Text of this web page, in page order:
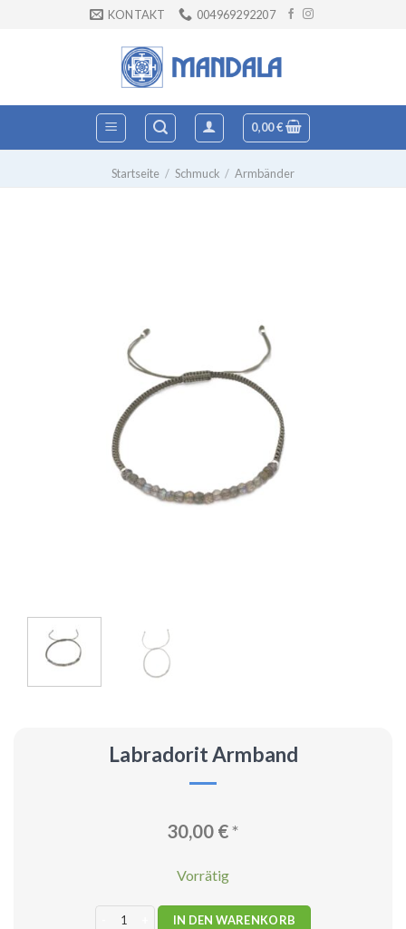
KONTAKT 004969292207
0,00€
Startseite / Schmuck / Armbänder
Labradorit Armband
30,00 €*
Vorrätig
Labradorit Armband Menge
IN DEN WARENKORB